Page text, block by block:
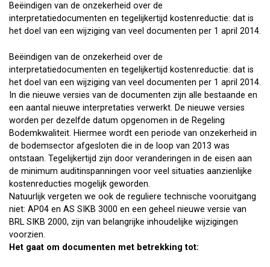
Beëindigen van de onzekerheid over de
interpretatiedocumenten en tegelijkertijd kostenreductie: dat is
het doel van een wijziging van veel documenten per 1 april 2014.
Beëindigen van de onzekerheid over de
interpretatiedocumenten en tegelijkertijd kostenreductie: dat is
het doel van een wijziging van veel documenten per 1 april 2014.
In die nieuwe versies van de documenten zijn alle bestaande en
een aantal nieuwe interpretaties verwerkt. De nieuwe versies
worden per dezelfde datum opgenomen in de Regeling
Bodemkwaliteit. Hiermee wordt een periode van onzekerheid in
de bodemsector afgesloten die in de loop van 2013 was
ontstaan. Tegelijkertijd zijn door veranderingen in de eisen aan
de minimum auditinspanningen voor veel situaties aanzienlijke
kostenreducties mogelijk geworden.
Natuurlijk vergeten we ook de reguliere technische vooruitgang
niet: AP04 en AS SIKB 3000 en een geheel nieuwe versie van
BRL SIKB 2000, zijn van belangrijke inhoudelijke wijzigingen
voorzien.
Het gaat om documenten met betrekking tot: